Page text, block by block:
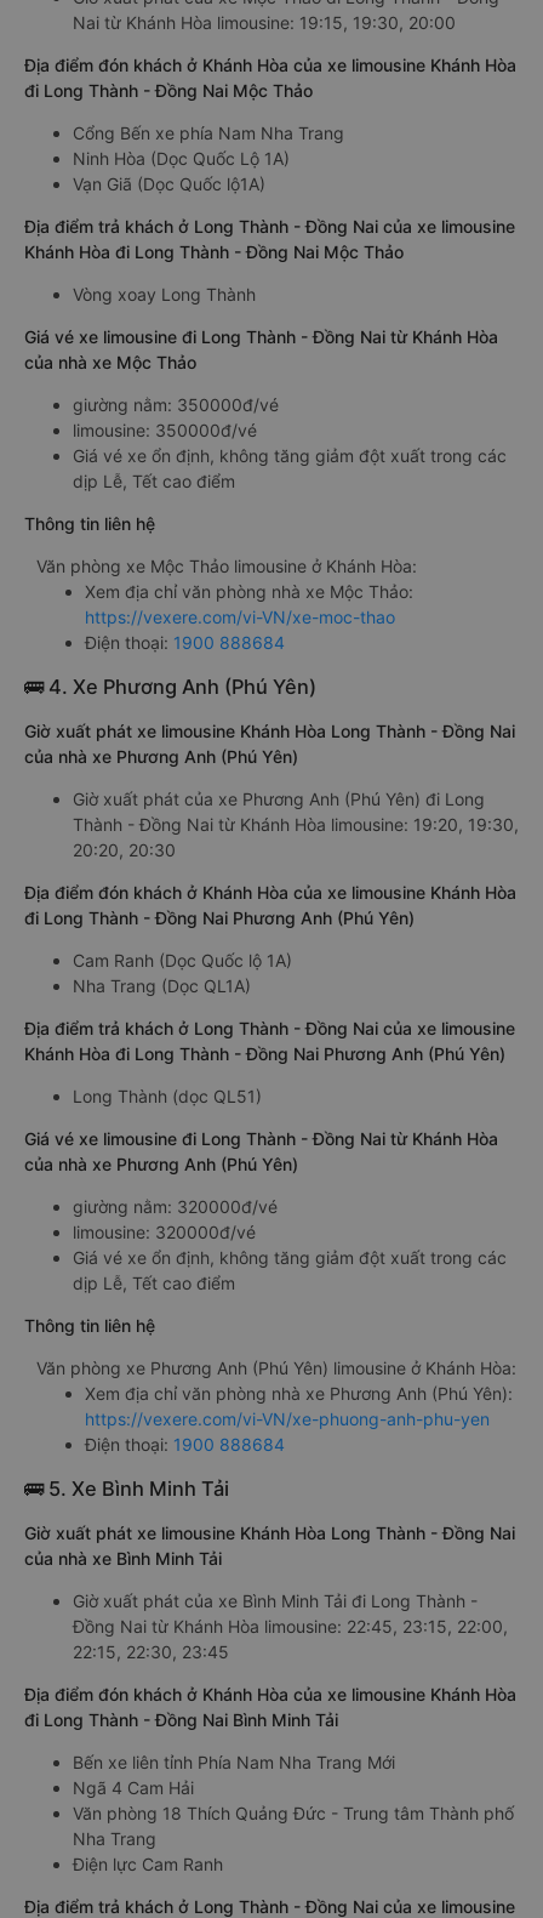
Nai từ Khánh Hòa limousine: 19:15, 19:30, 20:00
Địa điểm đón khách ở Khánh Hòa của xe limousine Khánh Hòa
đi Long Thành - Đồng Nai Mộc Thảo
Cổng Bến xe phía Nam Nha Trang
Ninh Hòa (Dọc Quốc Lộ 1A)
Vạn Giã (Dọc Quốc lộ1A)
Địa điểm trả khách ở Long Thành - Đồng Nai của xe limousine
Khánh Hòa đi Long Thành - Đồng Nai Mộc Thảo
Vòng xoay Long Thành
Giá vé xe limousine đi Long Thành - Đồng Nai từ Khánh Hòa
của nhà xe Mộc Thảo
giường nằm: 350000đ/vé
limousine: 350000đ/vé
Giá vé xe ổn định, không tăng giảm đột xuất trong các
dịp Lễ, Tết cao điểm
Thông tin liên hệ
Văn phòng xe Mộc Thảo limousine ở Khánh Hòa:
Xem địa chỉ văn phòng nhà xe Mộc Thảo:
https://vexere.com/vi-VN/xe-moc-thao
Điện thoại: 1900 888684
🚌 4. Xe Phương Anh (Phú Yên)
Giờ xuất phát xe limousine Khánh Hòa Long Thành - Đồng Nai
của nhà xe Phương Anh (Phú Yên)
Giờ xuất phát của xe Phương Anh (Phú Yên) đi Long
Thành - Đồng Nai từ Khánh Hòa limousine: 19:20, 19:30,
20:20, 20:30
Địa điểm đón khách ở Khánh Hòa của xe limousine Khánh Hòa
đi Long Thành - Đồng Nai Phương Anh (Phú Yên)
Cam Ranh (Dọc Quốc lộ 1A)
Nha Trang (Dọc QL1A)
Địa điểm trả khách ở Long Thành - Đồng Nai của xe limousine
Khánh Hòa đi Long Thành - Đồng Nai Phương Anh (Phú Yên)
Long Thành (dọc QL51)
Giá vé xe limousine đi Long Thành - Đồng Nai từ Khánh Hòa
của nhà xe Phương Anh (Phú Yên)
giường nằm: 320000đ/vé
limousine: 320000đ/vé
Giá vé xe ổn định, không tăng giảm đột xuất trong các
dịp Lễ, Tết cao điểm
Thông tin liên hệ
Văn phòng xe Phương Anh (Phú Yên) limousine ở Khánh Hòa:
Xem địa chỉ văn phòng nhà xe Phương Anh (Phú Yên):
https://vexere.com/vi-VN/xe-phuong-anh-phu-yen
Điện thoại: 1900 888684
🚌 5. Xe Bình Minh Tải
Giờ xuất phát xe limousine Khánh Hòa Long Thành - Đồng Nai
của nhà xe Bình Minh Tải
Giờ xuất phát của xe Bình Minh Tải đi Long Thành -
Đồng Nai từ Khánh Hòa limousine: 22:45, 23:15, 22:00,
22:15, 22:30, 23:45
Địa điểm đón khách ở Khánh Hòa của xe limousine Khánh Hòa
đi Long Thành - Đồng Nai Bình Minh Tải
Bến xe liên tỉnh Phía Nam Nha Trang Mới
Ngã 4 Cam Hải
Văn phòng 18 Thích Quảng Đức - Trung tâm Thành phố
Nha Trang
Điện lực Cam Ranh
Địa điểm trả khách ở Long Thành - Đồng Nai của xe limousine